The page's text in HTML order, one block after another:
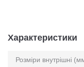
Характеристики
Розміри внутрішні